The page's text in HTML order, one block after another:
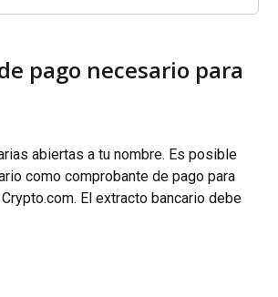
pago necesario para
abiertas a tu nombre. Es posible
como comprobante de pago para
El extracto bancario debe